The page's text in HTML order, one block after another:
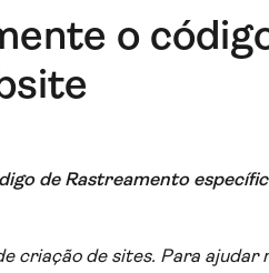
o
de Rastreamento
criação de sites. Para ajudar